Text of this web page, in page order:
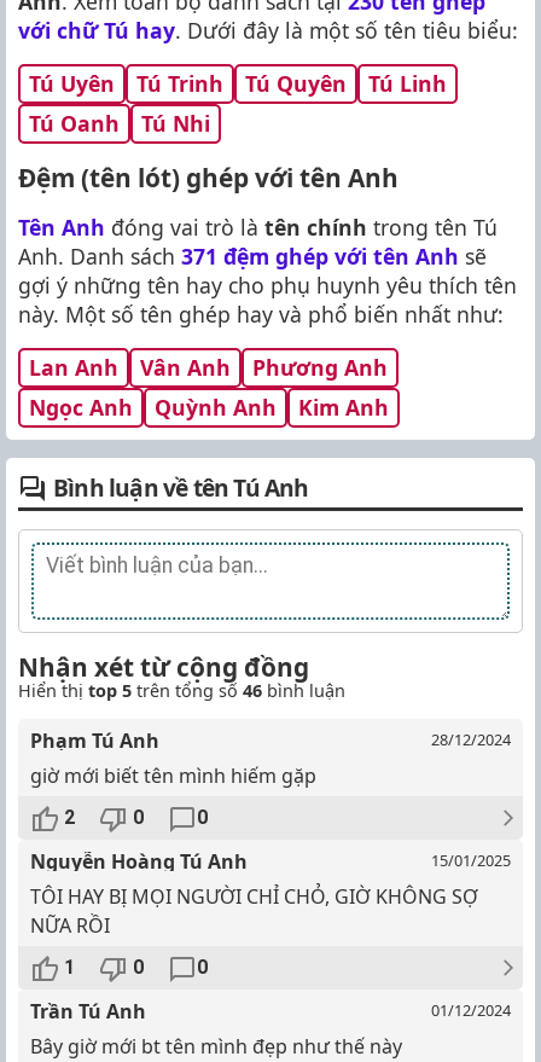
với chữ Tú hay. Dưới đây là một số tên tiêu biểu:
Tú Uyên
Tú Trinh Tú Quyên
Tú Linh
Tú Oanh
Tú Nhi
Đệm (tên lót) ghép với tên Anh
Tên Anh đóng vai trò là tên chính trong tên Tú
Anh. Danh sách 371 đệm ghép với tên Anh sẽ
gợi ý những tên hay cho phụ huynh yêu thích tên
này. Một số tên ghép hay và phổ biến nhất như:
Lan Anh
Vân Anh
Phương Anh
Ngọc Anh
Quỳnh Anh Kim Anh
Bình luận về tên Tú Anh
Nhận xét từ cộng đồng
Hiển thị top 5 trên tổng số 46 bình luận
Phạm Tú Anh 28/12/2024
giờ mới biết tên mình hiếm gặp
2 0 0
Nguyễn Hoàng Tú Anh 15/01/2025
TÔI HAY BỊ MỌI NGƯỜI CHỈ CHỎ, GIỜ KHÔNG SỢ
NỮA RỒI
1 0 0
Trần Tú Anh 01/12/2024
Bây giờ mới bt tên mình đẹp như thế này